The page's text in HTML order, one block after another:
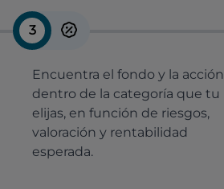
3
Encuentra el fondo y la acción
dentro de la categoría que tu
elijas, en función de riesgos,
valoración y rentabilidad
esperada.